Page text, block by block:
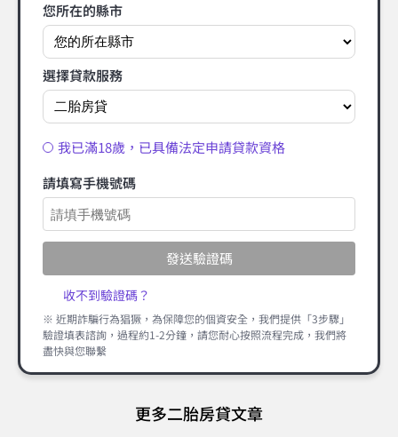
您所在的縣市
選擇貸款服務
我已滿18歲，已具備法定申請貸款資格
請填寫手機號碼
發送驗證碼
收不到驗證碼？
※ 近期詐騙行為猖獗，為保障您的個資安全，我們提供「3步驟」
驗證填表諮詢，過程約1-2分鐘，請您耐心按照流程完成，我們將
盡快與您聯繫
更多二胎房貸文章